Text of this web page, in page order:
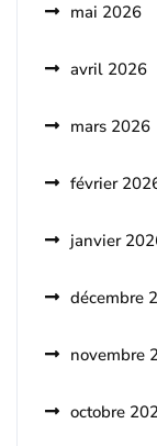
mai 2026
avril 2026
mars 2026
février
janvier
décembre
novembre
octobre